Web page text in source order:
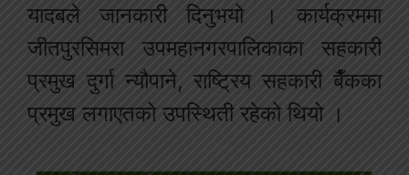
यादबले जानकारी दिनुभयो । कार्यक्रममा
जीतपुरसिमरा उपमहानगरपालिकाका सहकारी
प्रमुख दुर्गा न्यौपाने, राष्ट्रिय सहकारी बैँकका
प्रमुख लगाएतको उपस्थिती रहेको थियो ।